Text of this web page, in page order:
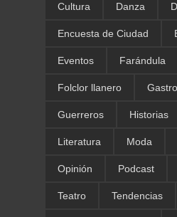
Cultura Danza
Encuesta de Ciudad
Eventos Farándula
Folclor llanero
Guerreros Historias
Literatura Moda
Opinión Podcast
Teatro Tendencias